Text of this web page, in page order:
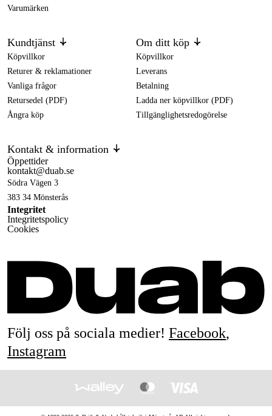
Varumärken
Kundtjänst
Köpvillkor
Returer & reklamationer
Vanliga frågor
Retursedel (PDF)
Ångra köp
Om ditt köp
Köpvillkor
Leverans
Betalning
Ladda ner köpvillkor (PDF)
Tillgänglighetsredogörelse
Kontakt & information
Öppettider
kontakt@duab.se
Södra Vägen 3
383 34 Mönsterås
Integritet
Integritetspolicy
Cookies
Följ oss på sociala medier! Facebook,
Instagram